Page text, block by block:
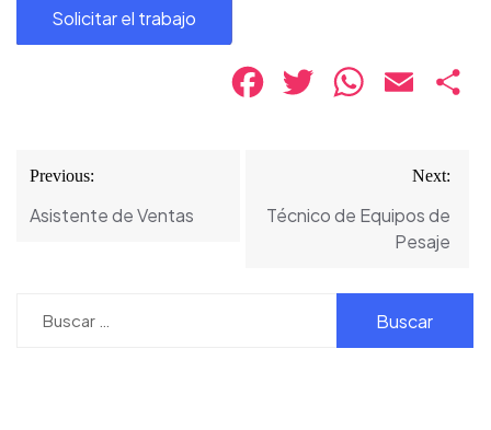
Facebook
Twitter WhatsApp
Email
Navegación
de
Previous:
Asistente de Ventas
Next:
Técnico de Equipos de
Pesaje